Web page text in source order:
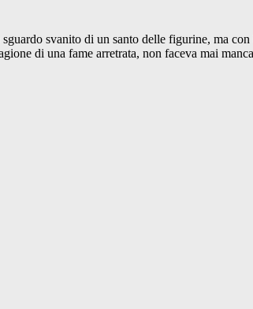
svanito di un santo delle figurine, ma
di una fame arretrata, non faceva mai